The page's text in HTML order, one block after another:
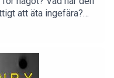
att äta ingefära?
på kroppen? Och
ingefära?Wikipedia